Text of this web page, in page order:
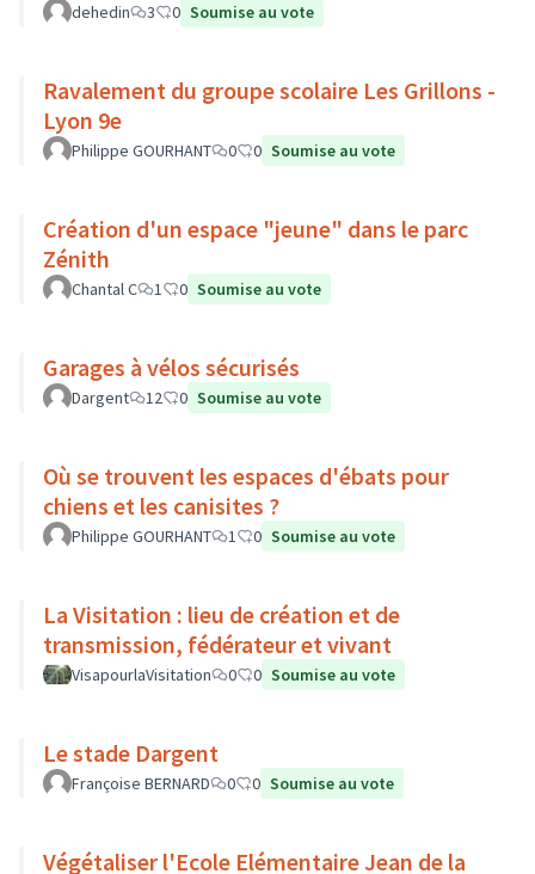
dehedin 3 0 Soumise au vote
Ravalement du groupe scolaire Les Grillons -
Lyon 9e
Philippe GOURHANT 0 0 Soumise au vote
Création d'un espace "jeune" dans le parc
Zénith
Chantal C 1 0 Soumise au vote
Garages à vélos sécurisés
Dargent 12 0 Soumise au vote
Où se trouvent les espaces d'ébats pour
chiens et les canisites ?
Philippe GOURHANT 1 0 Soumise au vote
La Visitation : lieu de création et de
transmission, fédérateur et vivant
VisapourlaVisitation 0 0 Soumise au vote
Le stade Dargent
Françoise BERNARD 0 0 Soumise au vote
Végétaliser l'Ecole Elémentaire Jean de la